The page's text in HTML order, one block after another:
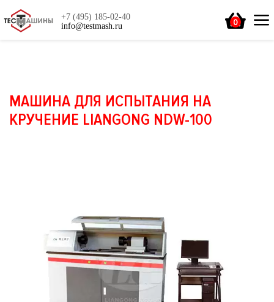
+7 (495) 185-02-40
info@testmash.ru
0
МАШИНА ДЛЯ ИСПЫТАНИЯ НА
КРУЧЕНИЕ LIANGONG NDW-100